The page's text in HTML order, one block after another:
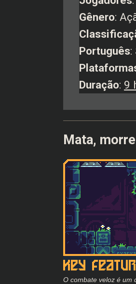
Gênero:
Português:
Duração: 9
Mata,
O combate veloz é um